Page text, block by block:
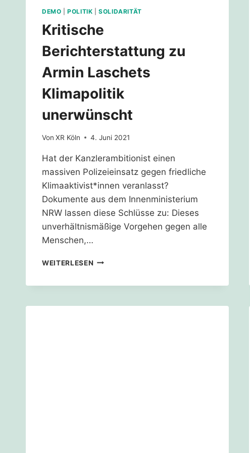
DEMO |POLITIK |SOLIDARITÄT
Kritische
Berichterstattung zu
Armin Laschets
Klimapolitik
unerwünscht
Von XR Köln 4. Juni 2021
Hat der Kanzlerambitionist einen
massiven Polizeieinsatz gegen friedliche
Klimaaktivist*innen veranlasst?
Dokumente aus dem Innenministerium
NRW lassen diese Schlüsse zu: Dieses
unverhältnismäßige Vorgehen gegen alle
Menschen,…
WEITERLESEN KRITISCHE